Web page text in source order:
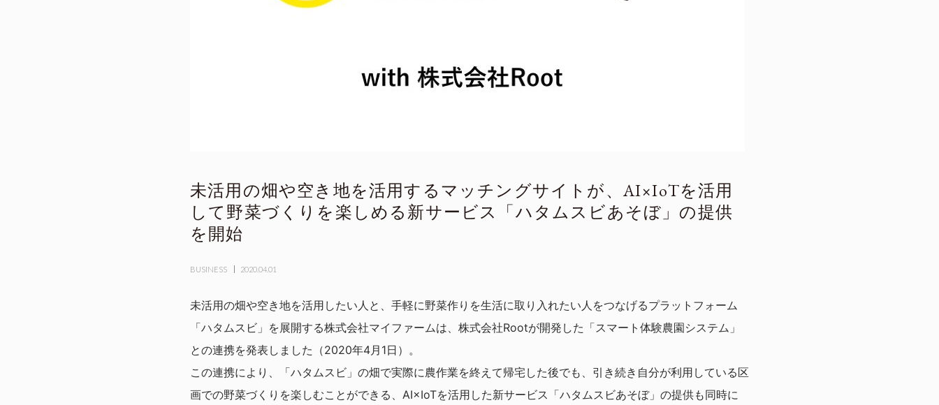
未活用の畑や空き地を活用するマッチングサイトが、AI×IoTを活用
して野菜づくりを楽しめる新サービス「ハタムスビあそぼ」の提供
を開始
BUSINESS 2020.04.01
未活用の畑や空き地を活用したい人と、手軽に野菜作りを生活に取り入れたい人をつなげるプラットフォーム
「ハタムスビ」を展開する株式会社マイファームは、株式会社Rootが開発した「スマート体験農園システム」
との連携を発表しました（2020年4月1日）。
この連携により、「ハタムスビ」の畑で実際に農作業を終えて帰宅した後でも、引き続き自分が利用している区
画での野菜づくりを楽しむことができる、AI×IoTを活用した新サービス「ハタムスビあそぼ」の提供も同時に